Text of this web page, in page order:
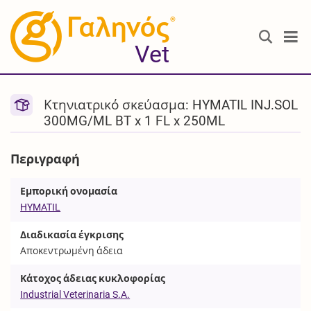
®
Vet
Κτηνιατρικό σκεύασμα: HYMATIL INJ.SOL
300MG/ML BT x 1 FL x 250ML
Περιγραφή
Εμπορική ονομασία
HYMATIL
Διαδικασία έγκρισης
Αποκεντρωμένη άδεια
Κάτοχος άδειας κυκλοφορίας
Industrial Veterinaria S.A.